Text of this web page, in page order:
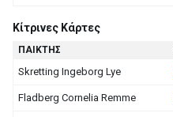
Κίτρινες Κάρτες
ΠΑΙΚΤΗΣ
Skretting Ingeborg Lye
Fladberg Cornelia Remme